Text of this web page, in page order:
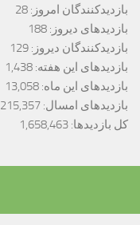
بازدیدکنندگان امروز: 28
بازدیدهای دیروز: 188
بازدیدکنندگان دیروز: 129
بازدیدهای این هفته: 1,438
بازدیدهای این ماه: 13,058
بازدیدهای امسال: 215,357
کل بازدیدها: 1,658,463